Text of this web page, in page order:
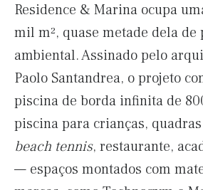
Residence & Marina ocupa
mil m², quase metade dela de
ambiental. Assinado pelo
Paolo Santandrea, o projeto
piscina de borda infinita de
piscina para crianças,
beach tennis, restaurante,
— espaços montados com